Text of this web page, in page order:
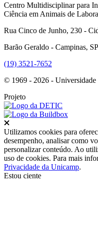
Centro Multidisciplinar para
Ciência em Animais de
Rua Cinco de Junho, 230 -
Barão Geraldo - Campinas,
(19) 3521-7652
© 1969 - 2026 - Universidade
Projeto
Utilizamos cookies para
desempenho, analisar como
personalizar conteúdo. Ao
uso de cookies. Para mais
Privacidade da Unicamp.
Estou ciente